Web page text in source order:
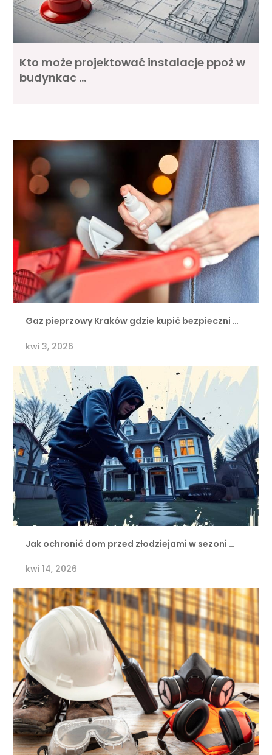
Kto może projektować instalacje ppoż w
budynkac …
Gaz pieprzowy Kraków gdzie kupić bezpieczni …
kwi 3, 2026
Jak ochronić dom przed złodziejami w sezoni …
kwi 14, 2026